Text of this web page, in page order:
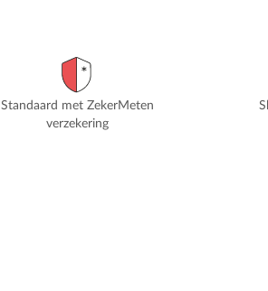
Standaard met ZekerMeten
verzekering